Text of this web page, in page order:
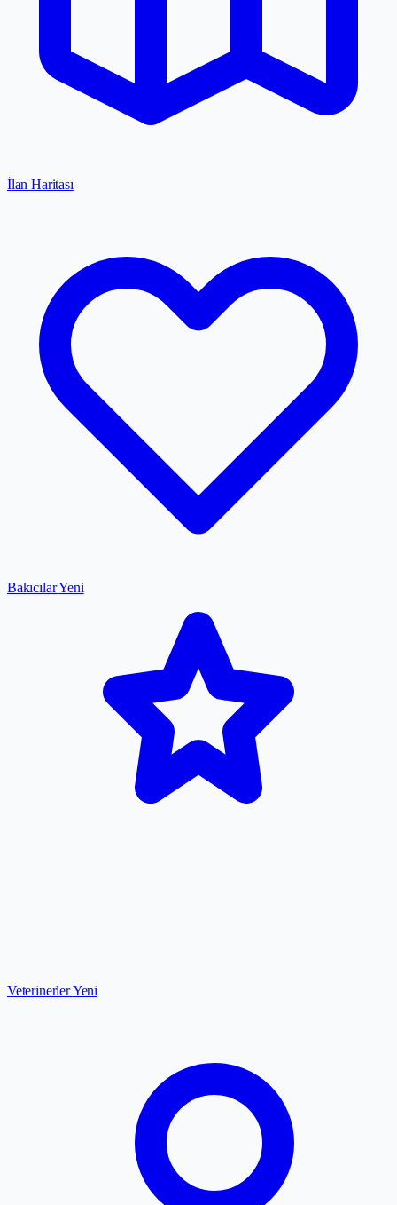
İlan Haritası
BakıcılarYeni
VeterinerlerYeni